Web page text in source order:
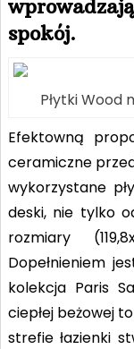
spokój.
Płytki Wood
Efektowną
ceramiczne
wykorzystane
deski, nie tylko
rozmiary
Dopełnieniem
kolekcja Paris
ciepłej beżowej
strefie łazienki